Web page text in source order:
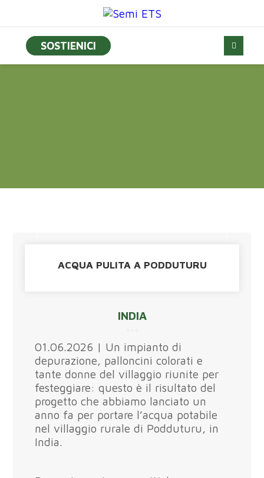
SOSTIENICI
ACQUA PULITA A PODDUTURU
INDIA
01.06.2026 | Un impianto di
depurazione, palloncini colorati e
tante donne del villaggio riunite per
festeggiare: questo è il risultato del
progetto che abbiamo lanciato un
anno fa per portare l’acqua potabile
nel villaggio rurale di Podduturu, in
India.